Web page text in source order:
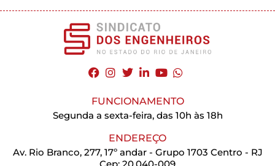
FUNCIONAMENTO
Segunda a sexta-feira, das 10h às 18h
ENDEREÇO
Av. Rio Branco, 277, 17º andar - Grupo 1703 Centro - RJ